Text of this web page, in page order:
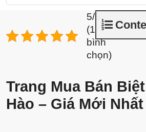
5/5 -
(1
bình
chọn)
Trang Mua Bán
Hào – Giá Mới Nhất